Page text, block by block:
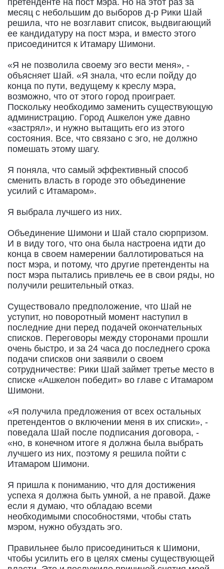
месяц с небольшим до выборов д-р Рики Шай
решила, что не возглавит список, выдвигающий
ее кандидатуру на пост мэра, и вместо этого
присоединится к Итамару Шимони.
«Я не позволила своему эго вести меня», -
объясняет Шай. «Я знала, что если пойду до
конца по пути, ведущему к креслу мэра,
возможно, что от этого город проиграет.
Поскольку необходимо заменить существующую
администрацию. Город Ашкелон уже давно
«застрял», и нужно вытащить его из этого
состояния. Все, что связано с эго, не должно
помешать этому шагу.
Я поняла, что самый эффективный способ
сменить власть в городе это объединение
усилий с Итамаром».
Я выбрала лучшего из них.
Объединение Шимони и Шай стало сюрпризом.
И в виду того, что она была настроена идти до
конца в своем намерении баллотироваться на
пост мэра, и потому, что другие претенденты на
пост мэра пытались привлечь ее в свои ряды, но
получили решительный отказ.
Существовало предположение, что Шай не
уступит, но поворотный момент наступил в
последние дни перед подачей окончательных
списков. Переговоры между сторонами прошли
очень быстро, и за 24 часа до последнего срока
подачи списков они заявили о своем
сотрудничестве: Рики Шай займет третье место в
списке «Ашкелон победит» во главе с Итамаром
Шимони.
«Я получила предложения от всех остальных
претендентов о включении меня в их списки», -
поведала Шай после подписания договора, -
«но, в конечном итоге я должна была выбрать
лучшего из них, поэтому я решила пойти с
Итамаром Шимони.
Я пришла к пониманию, что для достижения
успеха я должна быть умной, а не правой. Даже
если я думаю, что обладаю всеми
необходимыми способностями, чтобы стать
мэром, нужно обуздать эго.
Правильнее было присоединиться к Шимони,
чтобы усилить его в целях смены существующей